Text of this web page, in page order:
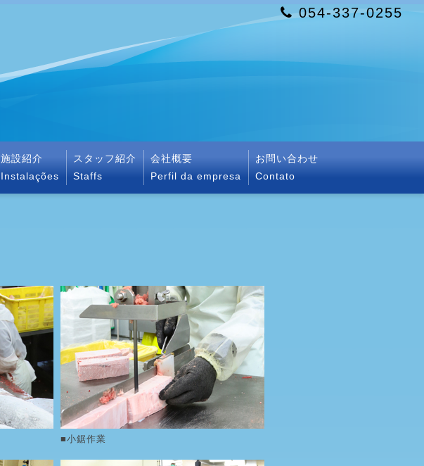
054-337-0255
施設紹介
Instalações
スタッフ紹介
Staffs
会社概要
Perfil da empresa
お問い合わせ
Contato
■小鋸作業